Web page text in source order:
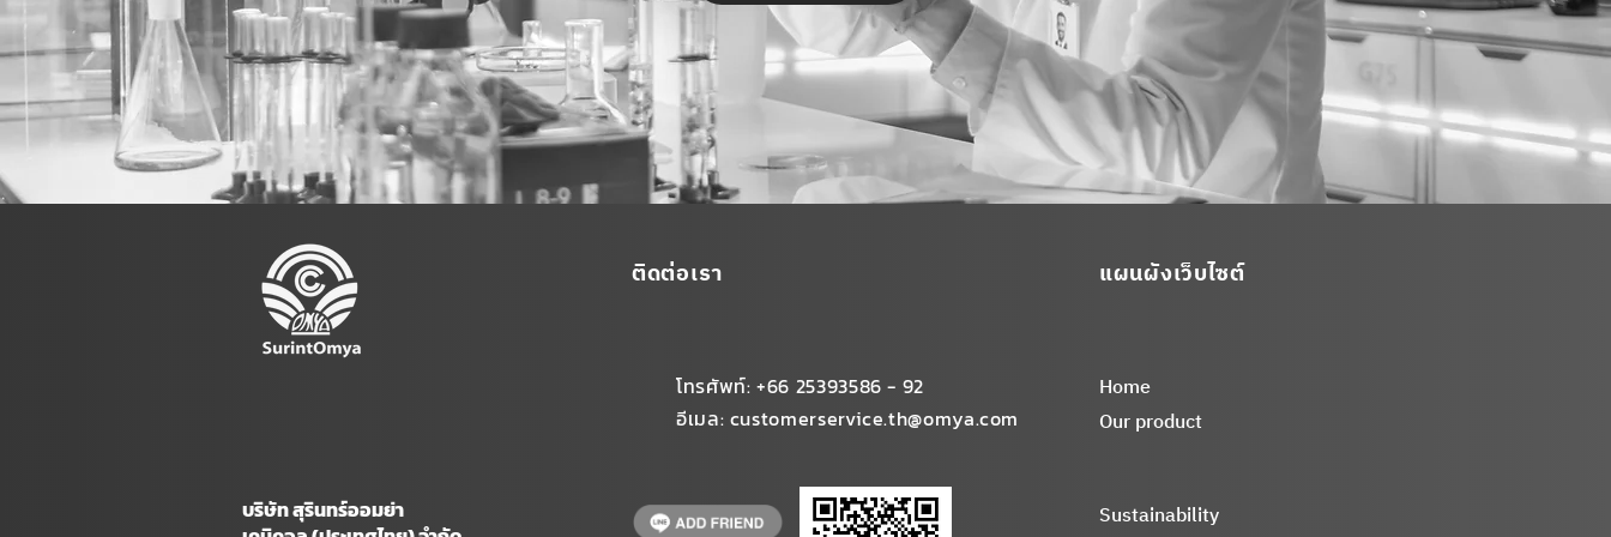
บริษัท สุรินทร์ออมย่า
ติดต่อเรา
โทรศัพท์: +66 25393586 - 92
อีเมล: customerservice.th@omya.com
แผนผังเว็บไซต์
Home
Our product
Sustainability